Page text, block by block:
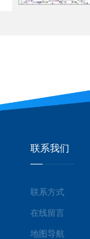
联系我们
联系方式
在线留言
地图导航